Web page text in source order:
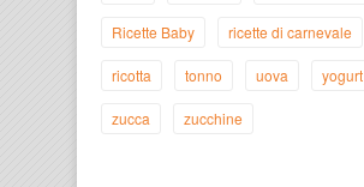
Ricette Baby ricette di carnevale
ricotta tonno uova yogurt
zucca zucchine